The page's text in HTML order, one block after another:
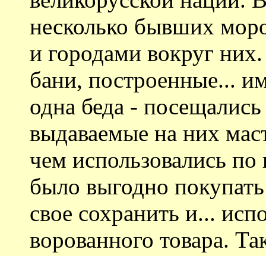
несколько бывших
и городами вокруг
бани, построенные...
одна беда -
выдаваемые на них
чем использовались
было выгодно
свое сохранить и...
ворованного товара.